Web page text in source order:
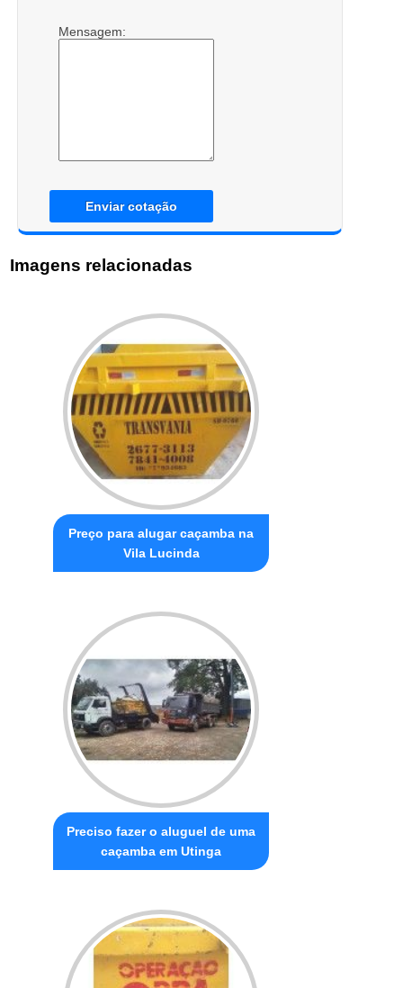
Mensagem:
Enviar cotação
Imagens relacionadas
Preço para alugar caçamba na
Vila Lucinda
Preciso fazer o aluguel de uma
caçamba em Utinga